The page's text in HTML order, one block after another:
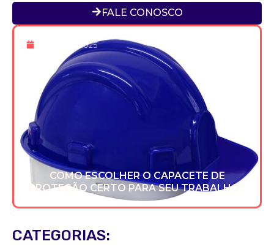
FALE CONOSCO
16 De Dez 2025
COMO ESCOLHER O CAPACETE DE
PROTEÇÃO CERTO PARA SEU TRABALHO?
CATEGORIAS: